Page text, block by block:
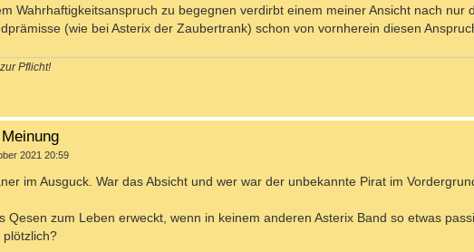
Wahrhaftigkeitsanspruch zu begegnen verdirbt einem meiner Ansicht nach nur
(wie bei Asterix der Zaubertrank) schon von vornherein diesen
Pflicht!
2021 20:59
im Ausguck. War das Absicht und wer war der unbekannte Pirat im
Qesen zum Leben erweckt, wenn in keinem anderen Asterix Band so etwas
plötzlich?